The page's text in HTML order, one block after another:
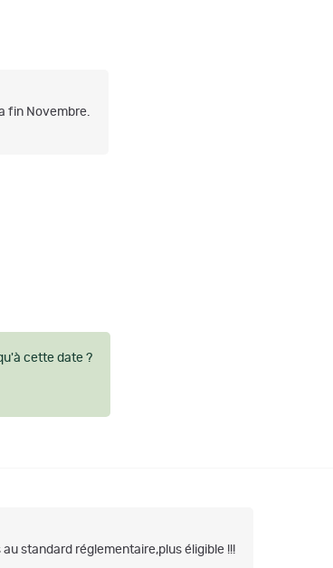
fin Novembre.
cette date ?
standard réglementaire,plus éligible !!!